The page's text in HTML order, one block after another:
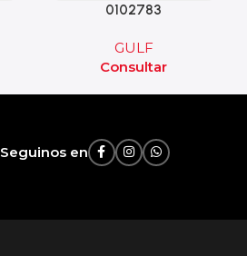
0102783
GULF
Consultar
Seguinos en